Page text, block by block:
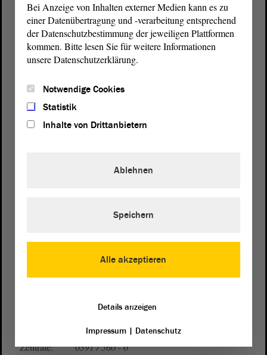
von Sachsen-Anhalt
Wegbeschreibung
Telefon und Fax
Zentrale:
0391 / 560 - 0
Bei Anzeige von Inhalten externer Medien kann es zu
einer Datenübertragung und -verarbeitung entsprechend
der Datenschutzbestimmung der jeweiligen Plattformen
kommen. Bitte lesen Sie für weitere Informationen
unsere Datenschutzerklärung.
Notwendige Cookies
Statistik
Inhalte von Drittanbietern
Alle akzeptieren
Ablehnen
Speichern
Details anzeigen
Impressum| Datenschutz